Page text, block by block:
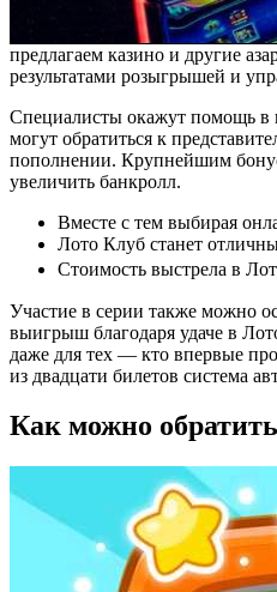
предлагаем казино и другие
результатами розыгрышей и
Специалисты окажут помощь в
могут обратиться к
пополнении. Крупнейшим
увеличить банкролл.
Вместе с тем выбирая
Лото Клуб станет
Стоимость выстрела в
Участие в серии также можно
выигрыш благодаря удаче в
даже для тех — кто впервые
из двадцати билетов система
Как можно